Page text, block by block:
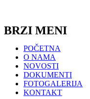
BRZI MENI
POČETNA
O NAMA
NOVOSTI
DOKUMENTI
FOTOGALERIJA
KONTAKT